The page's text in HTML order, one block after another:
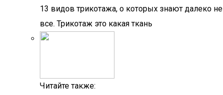
13 видов трикотажа, о которых знают далеко не
все. Трикотаж это какая ткань
Читайте также: